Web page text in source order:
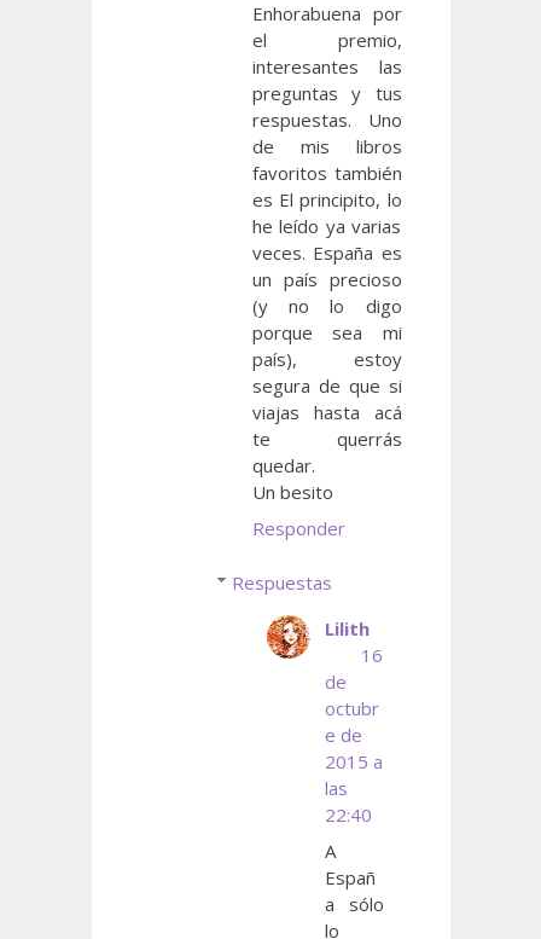
Enhorabuena por
el premio,
interesantes las
preguntas y tus
respuestas. Uno
de mis libros
favoritos también
es El principito, lo
he leído ya varias
veces. España es
un país precioso
(y no lo digo
porque sea mi
país), estoy
segura de que si
viajas hasta acá
te querrás
quedar.
Un besito
Responder
Respuestas
Lilith
16
de
octubr
e de
2015 a
las
22:40
A
Españ
a sólo
lo